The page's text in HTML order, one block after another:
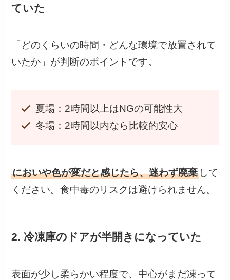
ていた
「どのくらいの時間・どんな環境で放置されて
いたか」が判断のポイントです。
夏場：2時間以上はNGの可能性大
冬場：2時間以内なら比較的安心
においや色が変だと感じたら、迷わず廃棄 して
ください。食中毒のリスクは避けられません。
2. 冷凍庫のドアが半開きになっていた
表面が少し柔らかい程度で、中心がまだ凍って